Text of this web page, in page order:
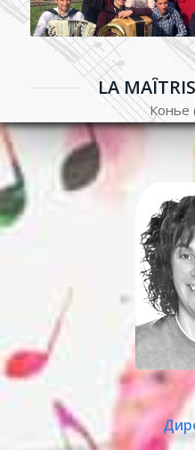
LA
Конье